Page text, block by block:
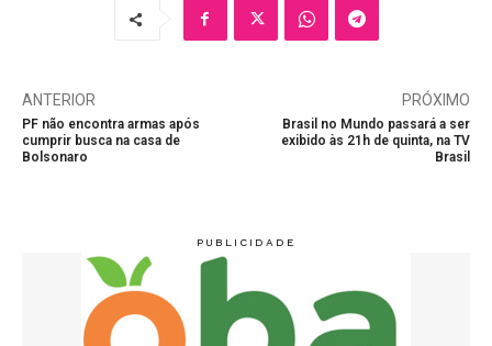
ANTERIOR
PF não encontra armas após
cumprir busca na casa de
Bolsonaro
PRÓXIMO
Brasil no Mundo passará a ser
exibido às 21h de quinta, na TV
Brasil